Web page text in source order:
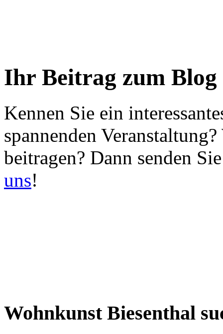
Ihr Beitrag zum Blog
Kennen Sie ein
spannenden
beitragen? Dann senden
uns!
Wohnkunst Biesenthal